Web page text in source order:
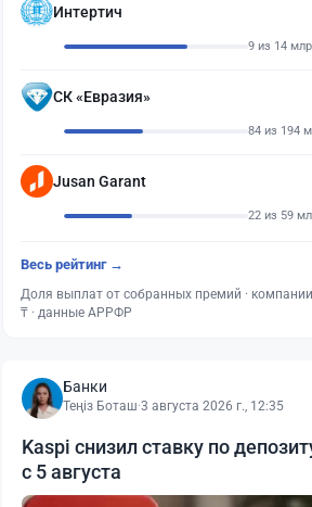
Интертич
9 из 14
СК «Евразия»
84 из 194
Jusan Garant
22 из 59
Весь рейтинг →
Доля выплат от собранных премий ·
₸ · данные АРРФР
Банки
Теңіз Боташ·3 августа 2026 г., 12:35
Kaspi снизил ставку по
с 5 августа